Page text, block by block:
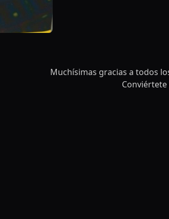
Muchísimas gracias a todos